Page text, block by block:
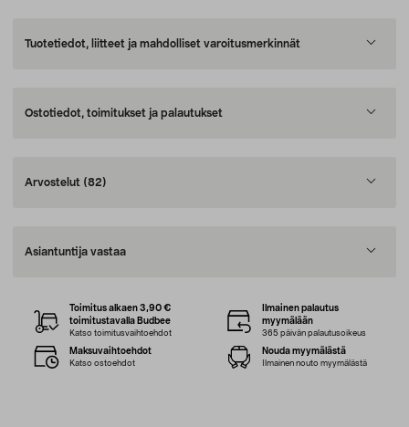
Tuotetiedot, liitteet ja mahdolliset varoitusmerkinnät
Ostotiedot, toimitukset ja palautukset
Arvostelut (82)
Asiantuntija vastaa
Toimitus alkaen 3,90 €
toimitustavalla Budbee
Katso toimitusvaihtoehdot
Ilmainen palautus
myymälään
365 päivän palautusoikeus
Maksuvaihtoehdot
Katso ostoehdot
Nouda myymälästä
Ilmainen nouto myymälästä